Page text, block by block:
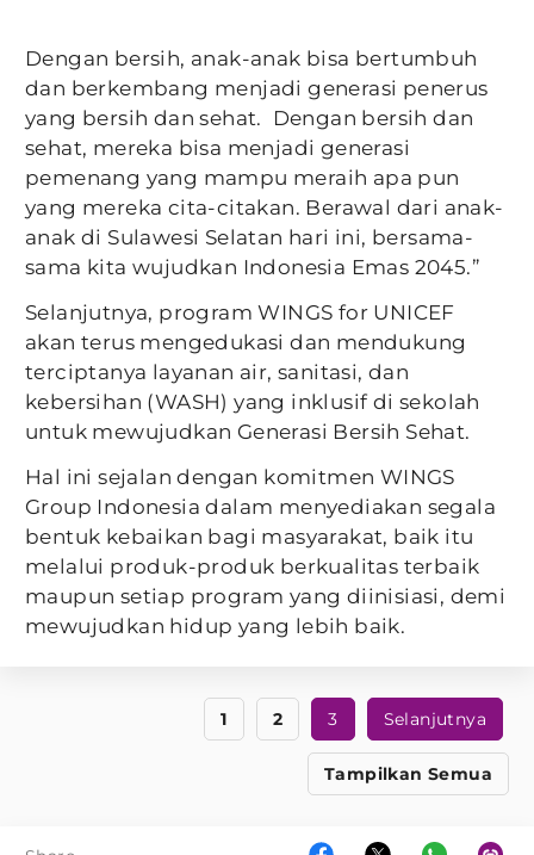
Dengan bersih, anak-anak bisa bertumbuh
dan berkembang menjadi generasi penerus
yang bersih dan sehat. Dengan bersih dan
sehat, mereka bisa menjadi generasi
pemenang yang mampu meraih apa pun
yang mereka cita-citakan. Berawal dari anak-
anak di Sulawesi Selatan hari ini, bersama-
sama kita wujudkan Indonesia Emas 2045.”
Selanjutnya, program WINGS for UNICEF
akan terus mengedukasi dan mendukung
terciptanya layanan air, sanitasi, dan
kebersihan (WASH) yang inklusif di sekolah
untuk mewujudkan Generasi Bersih Sehat.
Hal ini sejalan dengan komitmen WINGS
Group Indonesia dalam menyediakan segala
bentuk kebaikan bagi masyarakat, baik itu
melalui produk-produk berkualitas terbaik
maupun setiap program yang diinisiasi, demi
mewujudkan hidup yang lebih baik.
1 2 3 Selanjutnya
Tampilkan Semua